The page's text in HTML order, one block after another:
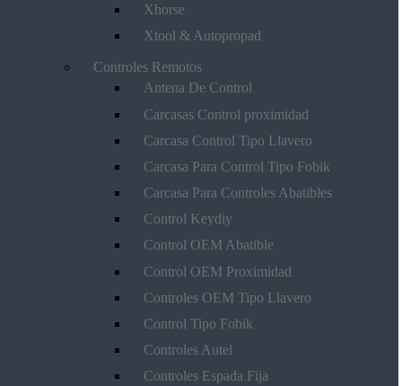
Xhorse
Xtool & Autopropad
Controles Remotos
Antena De Control
Carcasas Control proximidad
Carcasa Control Tipo Llavero
Carcasa Para Control Tipo Fobik
Carcasa Para Controles Abatibles
Control Keydiy
Control OEM Abatible
Control OEM Proximidad
Controles OEM Tipo Llavero
Control Tipo Fobik
Controles Autel
Controles Espada Fija